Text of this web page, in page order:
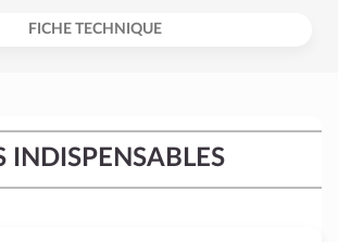
FICHE TECHNIQUE
INDISPENSABLES